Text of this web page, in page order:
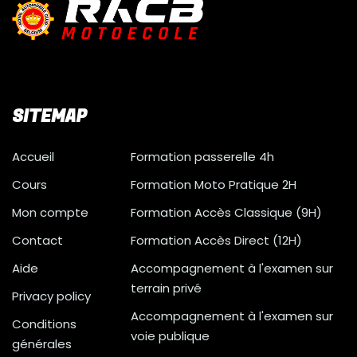
Certificat d’enseignement pratique.
Dans le cas de la filière libre :
Véhicule d’examen
Certificat d’immatriculation
Signe L (filière libre)
Tous les documents doivent être les originaux,
En cas de manquement, l’examen n’aura pas
lieu et entraînera automatiquement des frais
administratifs à votre charge.
moto-
academy.be/
304.html
SITEMAP
Accueil
Cours
Mon compte
Contact
Aide
Privacy policy
Conditions
générales
Formation passerelle 4h
Formation Moto Pratique 2H
Formation Accès Classique (9H)
Formation Accès Direct (12H)
Accompagnement à l'examen sur
terrain privé
Accompagnement à l'examen sur
voie publique